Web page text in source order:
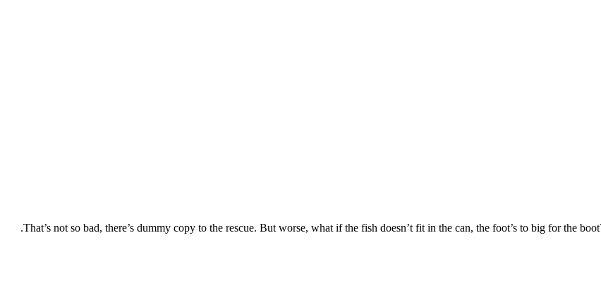
That’s not so bad, there’s dummy copy to the rescue. But worse, what if the fish doesn’t fit in the can, the foot’s to big for the